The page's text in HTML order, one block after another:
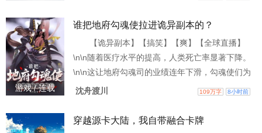
门变得更强是几个意思？无数年后，武道最巅
门默然无语。有人问他，是什么让你一路所向披
靡走到今日。楚星河：“我要说我只想毁掉自家宗
门你们信吗？”众人拜
游戏 / 连载
谁把地府勾魂使拉进诡异副本的？
【诡异副本】【搞笑】【爽】【全球直播】
\n\n随着医疗水平的提高，人类死亡率显著下降。
\n\n这让地府勾魂司的业绩连年下滑，勾魂使们为
了业绩内卷严重。 \n\n林枫身为最普通的勾魂
旧月月垫底。 \n\n直到有天，他意外被拉入了一
沈舟渡川 109万字 8小时前
穿越源卡大陆，我自带融合卡牌